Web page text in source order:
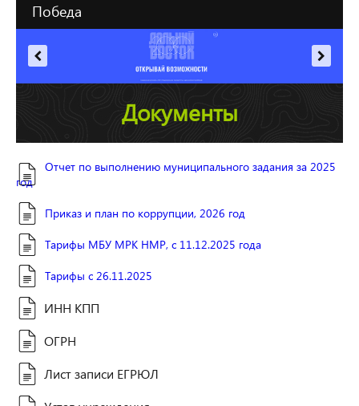
Победа
Документы
Отчет по выполнению муниципального задания за 2025
год
Приказ и план по коррупции, 2026 год
Тарифы МБУ МРК НМР, с 11.12.2025 года
Тарифы с 26.11.2025
ИНН КПП
ОГРН
Лист записи ЕГРЮЛ